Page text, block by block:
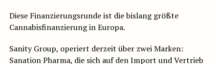
Diese Finanzierungsrunde ist die bislang größte
Cannabisfinanzierung in Europa.
Sanity Group, operiert derzeit über zwei Marken:
Sanation Pharma, die sich auf den Import und Vertrieb